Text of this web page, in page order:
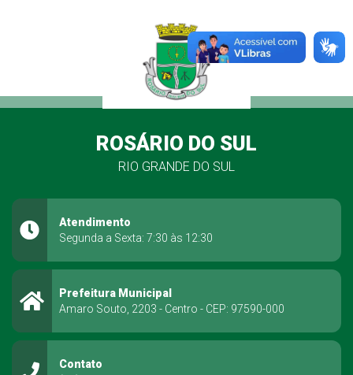
ROSÁRIO DO SUL
RIO GRANDE DO SUL
Atendimento
Segunda a Sexta: 7:30 às 12:30
Prefeitura Municipal
Amaro Souto, 2203 - Centro - CEP: 97590-000
Contato